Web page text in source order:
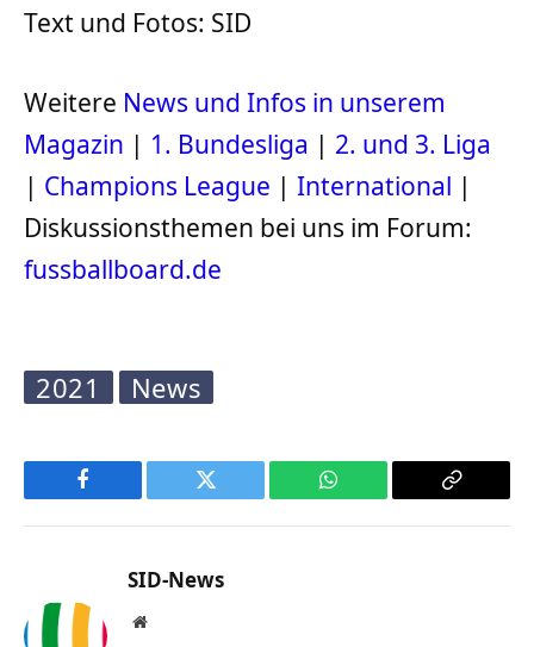
Text und Fotos: SID
Weitere News und Infos in unserem
Magazin | 1. Bundesliga | 2. und 3. Liga
| Champions League | International |
Diskussionsthemen bei uns im Forum:
fussballboard.de
2021 News
Facebook Twitter WhatsApp
Copy
SID-News
Website